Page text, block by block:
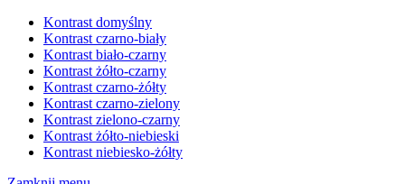
Kontrast domyślny
Kontrast czarno-biały
Kontrast biało-czarny
Kontrast żółto-czarny
Kontrast czarno-żółty
Kontrast czarno-zielony
Kontrast zielono-czarny
Kontrast żółto-niebieski
Kontrast niebiesko-żółty